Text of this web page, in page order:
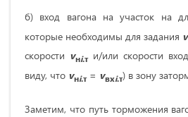
б) вход вагона на участок на
которые необходимы для задания v
скорости vнi.ти/или скорости
виду, что vнi.т= vвхi.т) в зону
Заметим, что путь торможения